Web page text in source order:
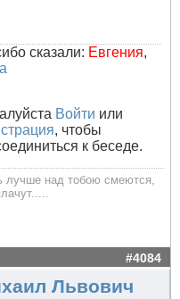
сказали: Евгения,
Войти или
, чтобы
к беседе.
лучше над тобою смеются,
#4084
Львович